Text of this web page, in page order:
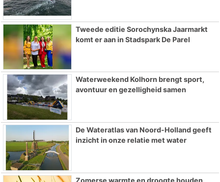
Tweede editie Sorochynska Jaarmarkt
komt er aan in Stadspark De Parel
Waterweekend Kolhorn brengt sport,
avontuur en gezelligheid samen
De Wateratlas van Noord-Holland geeft
inzicht in onze relatie met water
Zomerse warmte en droogte houden